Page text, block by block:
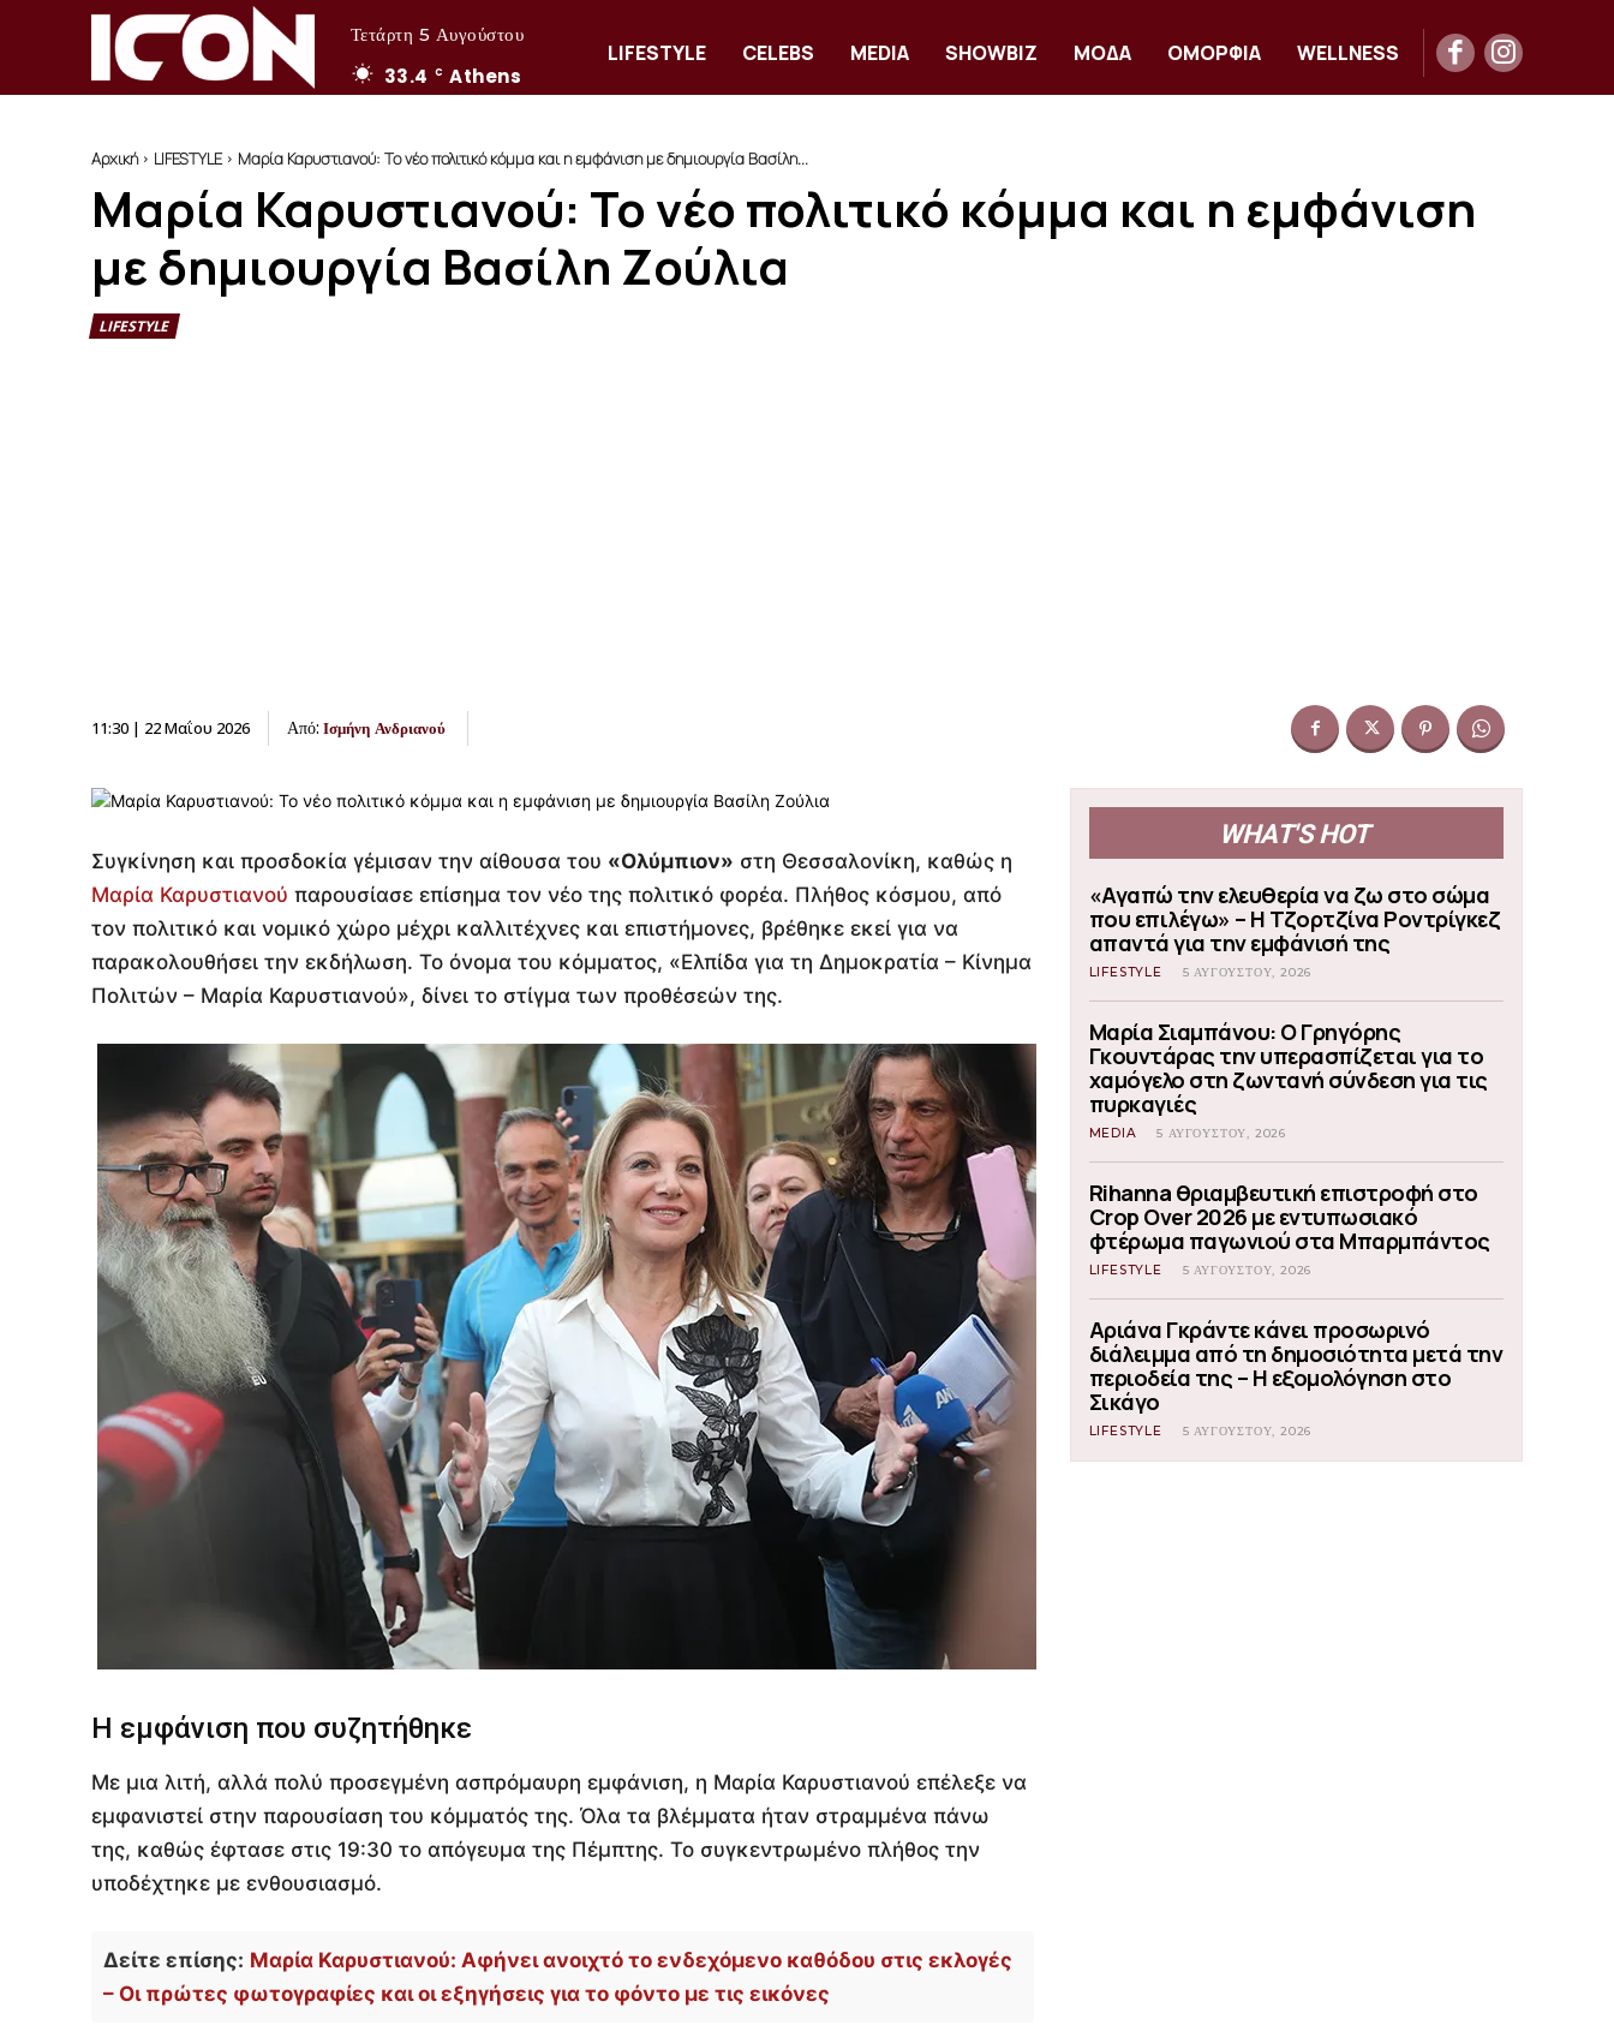
Τετάρτη 5 Αυγούστου
33.4 C Athens
LIFESTYLE CELEBS MEDIA SHOWBIZ ΜΟΔΑ ΟΜΟΡΦΙΑ WELLNESS
Αρχική LIFESTYLE Μαρία Καρυστιανού: Το νέο πολιτικό κόμμα και η εμφάνιση με δημιουργία Βασίλη...
Μαρία Καρυστιανού: Το νέο πολιτικό κόμμα και η εμφάνιση
με δημιουργία Βασίλη Ζούλια
LIFESTYLE
11:30 | 22 Μαΐου 2026 Από: Ισμήνη Ανδριανού
Συγκίνηση και προσδοκία γέμισαν την αίθουσα του «Ολύμπιον» στη Θεσσαλονίκη, καθώς η
Μαρία Καρυστιανού παρουσίασε επίσημα τον νέο της πολιτικό φορέα. Πλήθος κόσμου, από
τον πολιτικό και νομικό χώρο μέχρι καλλιτέχνες και επιστήμονες, βρέθηκε εκεί για να
παρακολουθήσει την εκδήλωση. Το όνομα του κόμματος, «Ελπίδα για τη Δημοκρατία – Κίνημα
Πολιτών – Μαρία Καρυστιανού», δίνει το στίγμα των προθέσεών της.
Η εμφάνιση που συζητήθηκε
Με μια λιτή, αλλά πολύ προσεγμένη ασπρόμαυρη εμφάνιση, η Μαρία Καρυστιανού επέλεξε να
εμφανιστεί στην παρουσίαση του κόμματός της. Όλα τα βλέμματα ήταν στραμμένα πάνω
της, καθώς έφτασε στις 19:30 το απόγευμα της Πέμπτης. Το συγκεντρωμένο πλήθος την
υποδέχτηκε με ενθουσιασμό.
Δείτε επίσης: Μαρία Καρυστιανού: Αφήνει ανοιχτό το ενδεχόμενο καθόδου στις εκλογές
– Οι πρώτες φωτογραφίες και οι εξηγήσεις για το φόντο με τις εικόνες
WHAT'S HOT
«Αγαπώ την ελευθερία να ζω στο σώμα
που επιλέγω» – Η Τζορτζίνα Ροντρίγκεζ
απαντά για την εμφάνισή της
LIFESTYLE 5 ΑΥΓΟΎΣΤΟΥ, 2026
Μαρία Σιαμπάνου: Ο Γρηγόρης
Γκουντάρας την υπερασπίζεται για το
χαμόγελο στη ζωντανή σύνδεση για τις
πυρκαγιές
MEDIA 5 ΑΥΓΟΎΣΤΟΥ, 2026
Rihanna θριαμβευτική επιστροφή στο
Crop Over 2026 με εντυπωσιακό
φτέρωμα παγωνιού στα Μπαρμπάντος
LIFESTYLE 5 ΑΥΓΟΎΣΤΟΥ, 2026
Αριάνα Γκράντε κάνει προσωρινό
διάλειμμα από τη δημοσιότητα μετά την
περιοδεία της – Η εξομολόγηση στο
Σικάγο
LIFESTYLE 5 ΑΥΓΟΎΣΤΟΥ, 2026